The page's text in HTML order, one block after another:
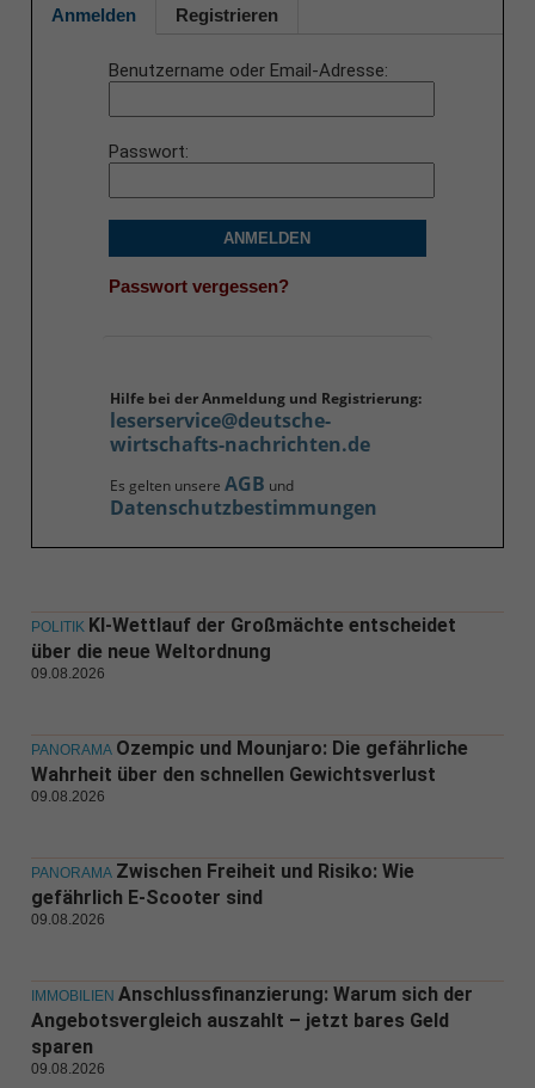
Anmelden Registrieren
Benutzername oder Email-Adresse
Passwort
ANMELDEN
Passwort vergessen?
Hilfe bei der Anmeldung und Registrierung:
leserservice@deutsche-
wirtschafts-nachrichten.de
Es gelten unsere AGB und
Datenschutzbestimmungen
POLITIK KI-Wettlauf der Großmächte entscheidet
über die neue Weltordnung
09.08.2026
PANORAMA Ozempic und Mounjaro: Die gefährliche
Wahrheit über den schnellen Gewichtsverlust
09.08.2026
PANORAMA Zwischen Freiheit und Risiko: Wie
gefährlich E-Scooter sind
09.08.2026
IMMOBILIEN Anschlussfinanzierung: Warum sich der
Angebotsvergleich auszahlt – jetzt bares Geld
sparen
09.08.2026